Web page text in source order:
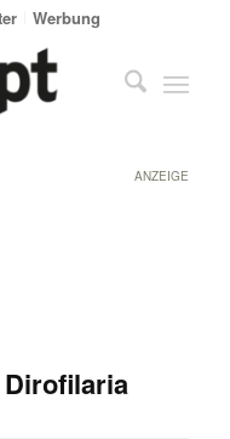
Werbung
ANZEIGE
Dirofilaria